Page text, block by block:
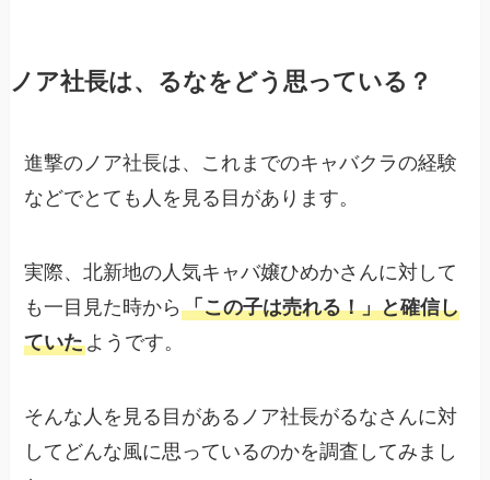
ノア社長は、るなをどう思っている？
進撃のノア社長は、これまでのキャバクラの経験
などでとても人を見る目があります。
実際、北新地の人気キャバ嬢ひめかさんに対して
も一目見た時から「この子は売れる！」と確信し
ていたようです。
そんな人を見る目があるノア社長がるなさんに対
してどんな風に思っているのかを調査してみまし